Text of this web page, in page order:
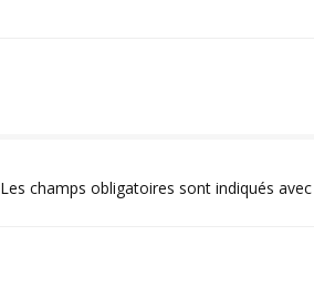
Les champs obligatoires sont indiqués avec